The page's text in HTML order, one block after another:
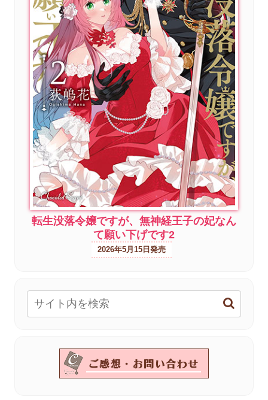
転生没落令嬢ですが、無神経王子の妃なん
て願い下げです2
2026年5月15日